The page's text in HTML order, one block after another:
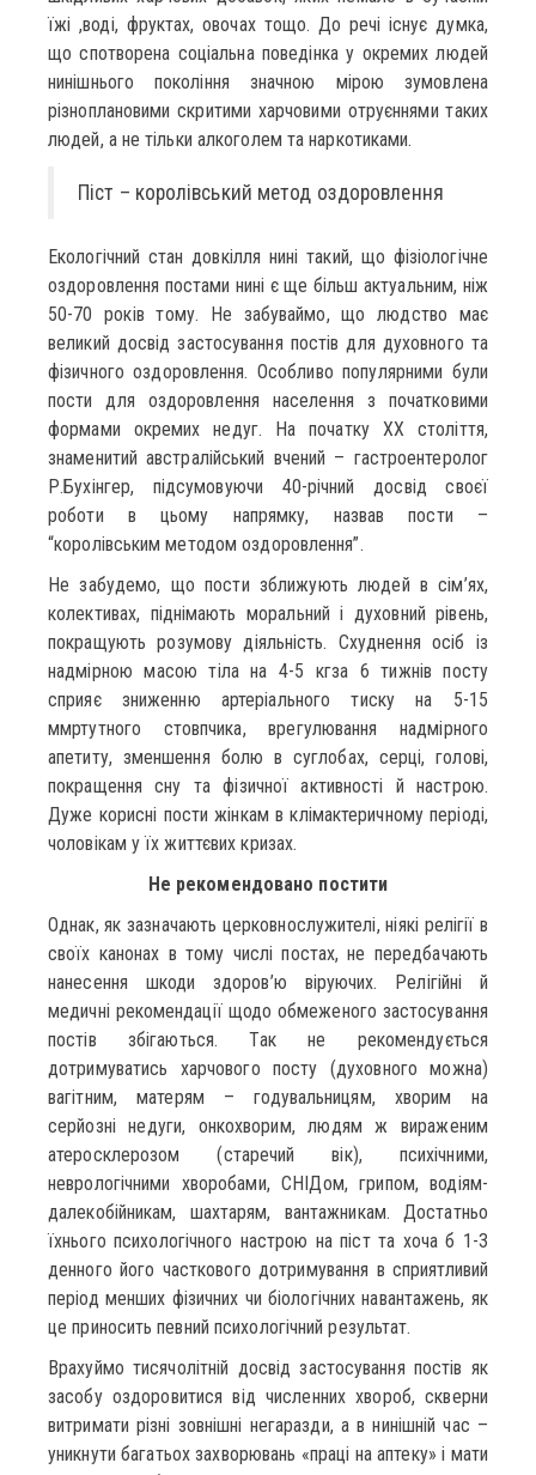
їжі ,воді, фруктах, овочах тощо. До речі існує думка,
що спотворена соціальна поведінка у окремих людей
нинішнього покоління значною мірою зумовлена
різноплановими скритими харчовими отруєннями таких
людей, а не тільки алкоголем та наркотиками.
Піст – королівський метод оздоровлення
Екологічний стан довкілля нині такий, що фізіологічне
оздоровлення постами нині є ще більш актуальним, ніж
50-70 років тому. Не забуваймо, що людство має
великий досвід застосування постів для духовного та
фізичного оздоровлення. Особливо популярними були
пости для оздоровлення населення з початковими
формами окремих недуг. На початку ХХ століття,
знаменитий австралійський вчений – гастроентеролог
Р.Бухінгер, підсумовуючи 40-річний досвід своєї
роботи в цьому напрямку, назвав пости –
“королівським методом оздоровлення”.
Не забудемо, що пости зближують людей в сім’ях,
колективах, піднімають моральний і духовний рівень,
покращують розумову діяльність. Схуднення осіб із
надмірною масою тіла на 4-5 кгза 6 тижнів посту
сприяє зниженню артеріального тиску на 5-15
ммртутного стовпчика, врегулювання надмірного
апетиту, зменшення болю в суглобах, серці, голові,
покращення сну та фізичної активності й настрою.
Дуже корисні пости жінкам в клімактеричному періоді,
чоловікам у їх життєвих кризах.
Не рекомендовано постити
Однак, як зазначають церковнослужителі, ніякі релігії в
своїх канонах в тому числі постах, не передбачають
нанесення шкоди здоров’ю віруючих. Релігійні й
медичні рекомендації щодо обмеженого застосування
постів збігаються. Так не рекомендується
дотримуватись харчового посту (духовного можна)
вагітним, матерям – годувальницям, хворим на
серйозні недуги, онкохворим, людям ж вираженим
атеросклерозом (старечий вік), психічними,
неврологічними хворобами, СНІДом, грипом, водіям-
далекобійникам, шахтарям, вантажникам. Достатньо
їхнього психологічного настрою на піст та хоча б 1-3
денного його часткового дотримування в сприятливий
період менших фізичних чи біологічних навантажень, як
це приносить певний психологічний результат.
Врахуймо тисячолітній досвід застосування постів як
засобу оздоровитися від численних хвороб, скверни
витримати різні зовнішні негаразди, а в нинішній час –
уникнути багатьох захворювань «праці на аптеку» і мати